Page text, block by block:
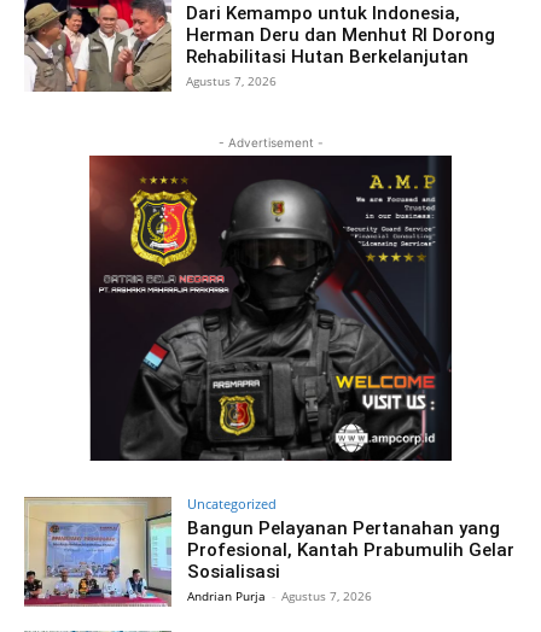
Dari Kemampo untuk Indonesia,
Herman Deru dan Menhut RI Dorong
Rehabilitasi Hutan Berkelanjutan
Agustus 7, 2026
- Advertisement -
Uncategorized
Bangun Pelayanan Pertanahan yang
Profesional, Kantah Prabumulih Gelar
Sosialisasi
Andrian Purja - Agustus 7, 2026